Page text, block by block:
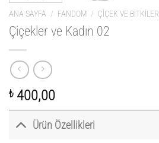
ANA SAYFA / FANDOM / ÇIÇEK VE BITKILER
Çiçekler ve Kadın 02
₺ 400,00
Ürün Özellikleri